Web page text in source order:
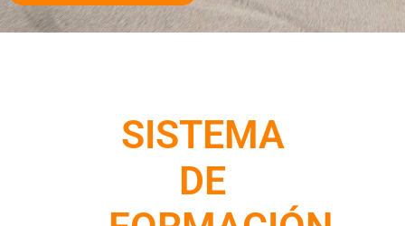
SISTEMA
DE